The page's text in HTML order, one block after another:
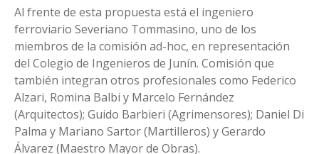
Al frente de esta propuesta está el ingeniero
ferroviario Severiano Tommasino, uno de los
miembros de la comisión ad-hoc, en representación
del Colegio de Ingenieros de Junín. Comisión que
también integran otros profesionales como Federico
Alzari, Romina Balbi y Marcelo Fernández
(Arquitectos); Guido Barbieri (Agrimensores); Daniel Di
Palma y Mariano Sartor (Martilleros) y Gerardo
Álvarez (Maestro Mayor de Obras).